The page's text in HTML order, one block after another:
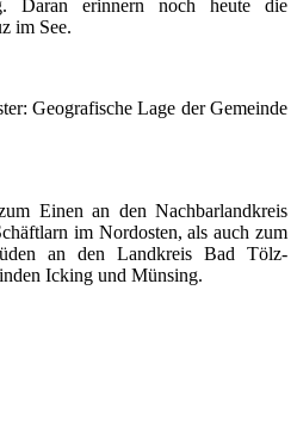
erinnern noch heute die
im See.
Einen an den Nachbarlandkreis
im Nordosten, als auch zum
an den Landkreis Bad Tölz-
Icking und Münsing.